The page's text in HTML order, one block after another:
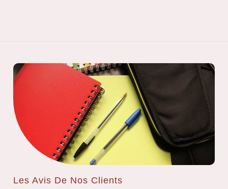
Les Avis De Nos Clients